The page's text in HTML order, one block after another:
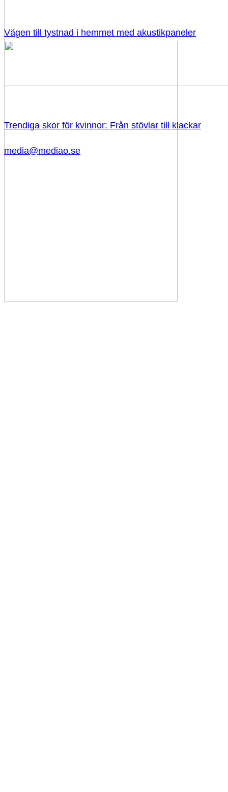
Vägen till tystnad i hemmet med akustikpaneler
Trendiga skor för kvinnor: Från stövlar till klackar
media@mediao.se